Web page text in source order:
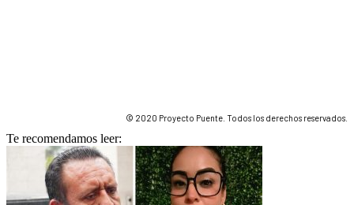
© 2020 Proyecto Puente. Todos los derechos reservados.
Te recomendamos leer: